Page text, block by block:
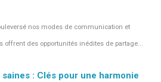
nos modes de communication et
offrent des opportunités inédites de partage...
: Clés pour une harmonie